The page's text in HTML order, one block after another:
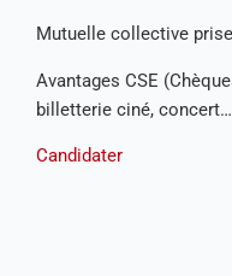
Mutuelle collective
Avantages CSE
billetterie ciné,
Candidater